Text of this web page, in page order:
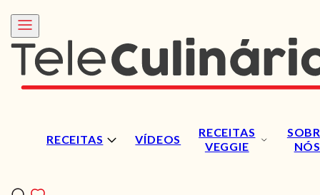
RECEITAS VÍDEOS
RECEITAS
VEGGIE
NÓS